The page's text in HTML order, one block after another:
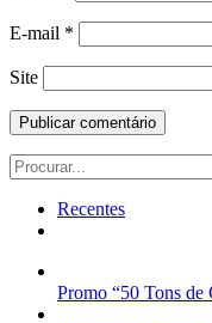
E-mail *
Site
Search
for:
Recentes
Promo “50 Tons de